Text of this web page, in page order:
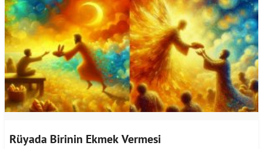
Rüyada Birinin Ekmek Vermesi